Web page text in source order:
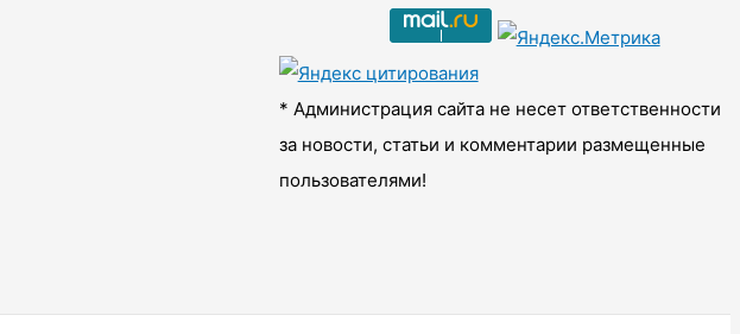
ы
* Администрация сайта не несет ответственности
за новости, статьи и комментарии размещенные
пользователями!